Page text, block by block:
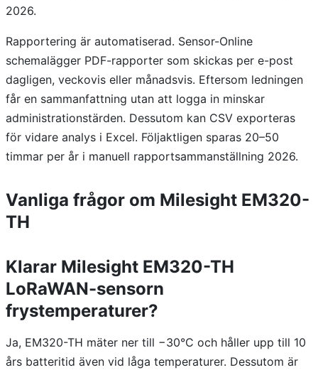
2026.
Rapportering är automatiserad. Sensor-Online
schemalägger PDF-rapporter som skickas per e-post
dagligen, veckovis eller månadsvis. Eftersom ledningen
får en sammanfattning utan att logga in minskar
administrationstärden. Dessutom kan CSV exporteras
för vidare analys i Excel. Följaktligen sparas 20–50
timmar per år i manuell rapportsammanställning 2026.
Vanliga frågor om Milesight EM320-
TH
Klarar Milesight EM320-TH
LoRaWAN-sensorn
frystemperaturer?
Ja, EM320-TH mäter ner till −30°C och håller upp till 10
års batteritid även vid låga temperaturer. Dessutom är